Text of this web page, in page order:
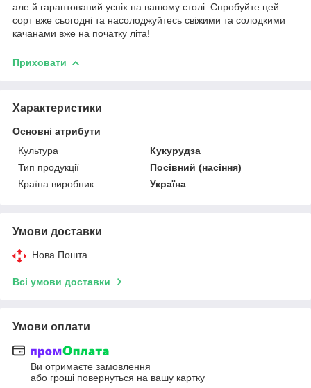
але й гарантований успіх на вашому столі. Спробуйте цей
сорт вже сьогодні та насолоджуйтесь свіжими та солодкими
качанами вже на початку літа!
Приховати
Характеристики
Основні атрибути
Культура
Кукурудза
Тип продукції
Посівний (насіння)
Країна виробник
Україна
Умови доставки
Нова Пошта
Всі умови доставки
Умови оплати
Ви отримаєте замовлення
або гроші повернуться на вашу картку